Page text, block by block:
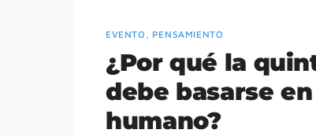
EVENTO , PENSAMIENTO
¿Por qué la
debe basarse
humano?